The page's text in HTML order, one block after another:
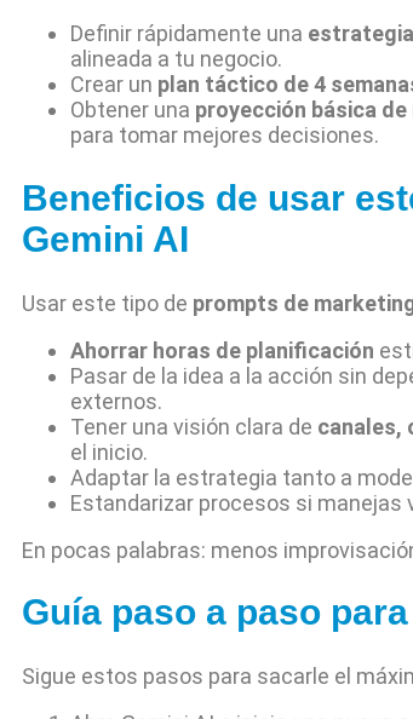
Definir rápidamente una
alineada a tu negocio.
Crear un plan táctico de 4
Obtener una proyección básica
para tomar mejores decisiones.
Beneficios de usar
Gemini AI
Usar este tipo de prompts de
Ahorrar horas de planificación
Pasar de la idea a la acción sin
externos.
Tener una visión clara de canales,
el inicio.
Adaptar la estrategia tanto a
Estandarizar procesos si
En pocas palabras: menos
Guía paso a paso
Sigue estos pasos para sacarle el